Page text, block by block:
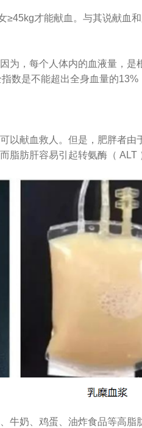
才能献血。与其说献血和
，每个人体内的血液量，是
数是不能超出全身血量的
献血救人。但是，肥胖者由
肪肝容易引起转氨酶（ ALT
奶、鸡蛋、油炸食品等高脂